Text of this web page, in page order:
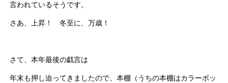
言われているそうです。
さあ、上昇！ 冬至に、万歳！
さて、本年最後の戯言は
年末も押し迫ってきましたので、本棚（うちの本棚はカラーボッ